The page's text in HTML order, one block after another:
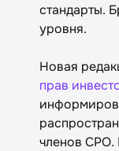
стандарты.
уровня.
Новая
прав
членов СРО.